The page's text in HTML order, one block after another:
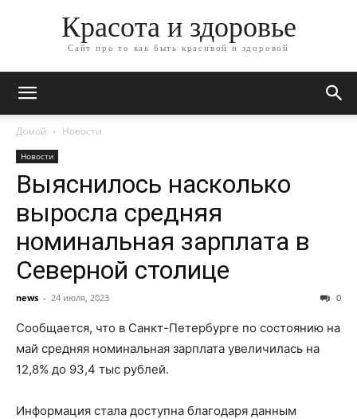
Красота и здоровье
Сайт про то как быть красивой и здоровой
Домой Новости
Новости
Выяснилось насколько
выросла средняя
номинальная зарплата в
Северной столице
news - 24 июля, 2023 0
Сообщается, что в Санкт-Петербурге по состоянию на
май средняя номинальная зарплата увеличилась на
12,8% до 93,4 тыс рублей.
Информация стала доступна благодаря данным